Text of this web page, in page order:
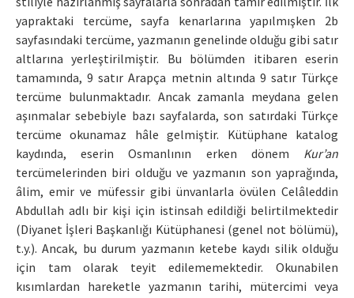
yapraktaki tercüme, sayfa kenarlarına yapılmışken 2b
sayfasındaki tercüme, yazmanın genelinde olduğu gibi satır
altlarına yerleştirilmiştir. Bu bölümden itibaren eserin
tamamında, 9 satır Arapça metnin altında 9 satır Türkçe
tercüme bulunmaktadır. Ancak zamanla meydana gelen
aşınmalar sebebiyle bazı sayfalarda, son satırdaki Türkçe
tercüme okunamaz hâle gelmiştir. Kütüphane katalog
kaydında, eserin Osmanlının erken dönem Kur’an
tercümelerinden biri olduğu ve yazmanın son yaprağında,
âlim, emir ve müfessir gibi ünvanlarla övülen Celâleddin
Abdullah adlı bir kişi için istinsah edildiği belirtilmektedir
(Diyanet İşleri Başkanlığı Kütüphanesi (genel not bölümü),
t.y.). Ancak, bu durum yazmanın ketebe kaydı silik olduğu
için tam olarak teyit edilememektedir. Okunabilen
kısımlardan hareketle yazmanın tarihi, mütercimi veya